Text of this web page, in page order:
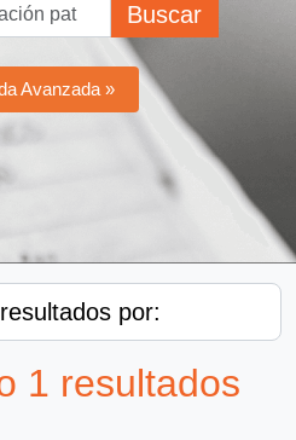
Buscar
Avanzada »
por:
1 resultados